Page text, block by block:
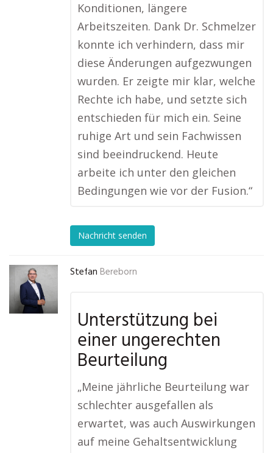
Konditionen, längere
Arbeitszeiten. Dank Dr. Schmelzer
konnte ich verhindern, dass mir
diese Änderungen aufgezwungen
wurden. Er zeigte mir klar, welche
Rechte ich habe, und setzte sich
entschieden für mich ein. Seine
ruhige Art und sein Fachwissen
sind beeindruckend. Heute
arbeite ich unter den gleichen
Bedingungen wie vor der Fusion.“
Nachricht senden
Stefan Bereborn
Unterstützung bei
einer ungerechten
Beurteilung
„Meine jährliche Beurteilung war
schlechter ausgefallen als
erwartet, was auch Auswirkungen
auf meine Gehaltsentwicklung